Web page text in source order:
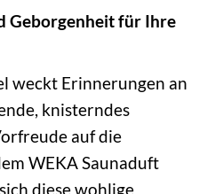
Geborgenheit für Ihre
weckt Erinnerungen an
knisterndes
auf die
WEKA Saunaduft
diese wohlige